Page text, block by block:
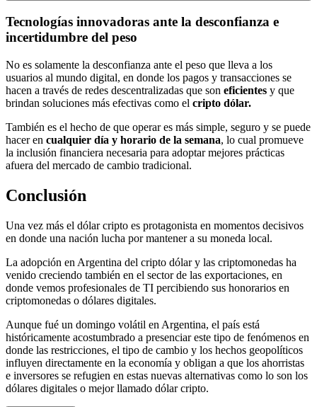
Tecnologías innovadoras ante la desconfianza e
incertidumbre del peso
No es solamente la desconfianza ante el peso que lleva a los
usuarios al mundo digital, en donde los pagos y transacciones se
hacen a través de redes descentralizadas que son eficientes y que
brindan soluciones más efectivas como el cripto dólar.
También es el hecho de que operar es más simple, seguro y se puede
hacer en cualquier día y horario de la semana, lo cual promueve
la inclusión financiera necesaria para adoptar mejores prácticas
afuera del mercado de cambio tradicional.
Conclusión
Una vez más el dólar cripto es protagonista en momentos decisivos
en donde una nación lucha por mantener a su moneda local.
La adopción en Argentina del cripto dólar y las criptomonedas ha
venido creciendo también en el sector de las exportaciones, en
donde vemos profesionales de TI percibiendo sus honorarios en
criptomonedas o dólares digitales.
Aunque fué un domingo volátil en Argentina, el país está
históricamente acostumbrado a presenciar este tipo de fenómenos en
donde las restricciones, el tipo de cambio y los hechos geopolíticos
influyen directamente en la economía y obligan a que los ahorristas
e inversores se refugien en estas nuevas alternativas como lo son los
dólares digitales o mejor llamado dólar cripto.